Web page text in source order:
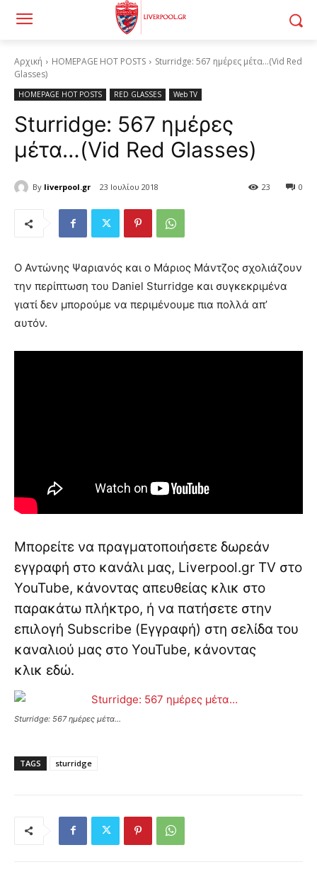
Αρχική HOMEPAGE HOT POSTS
Sturridge: 567 ημέρες μέτα…(Vid Red
Glasses)
HOMEPAGE HOT POSTS RED GLASSES Web TV
Sturridge: 567 ημέρες
μέτα…(Vid Red Glasses)
By liverpool.gr 23 Ιουλίου 2018 0
23
Ο Αντώνης Ψαριανός και ο Μάριος Μάντζος σχολιάζουν
την περίπτωση του Daniel Sturridge και συγκεκριμένα
γιατί δεν μπορούμε να περιμένουμε πια πολλά απ’
αυτόν.
Μπορείτε να πραγματοποιήσετε δωρεάν
εγγραφή στο κανάλι μας, Liverpool.gr TV στο
YouTube, κάνοντας απευθείας κλικ στο
παρακάτω πλήκτρο, ή να πατήσετε στην
επιλογή Subscribe (Εγγραφή) στη σελίδα του
καναλιού μας στο YouTube, κάνοντας
κλικ εδώ.
Sturridge: 567 ημέρες μέτα…
TAGS sturridge